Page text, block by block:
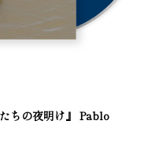
ちの夜明け』 Pablo